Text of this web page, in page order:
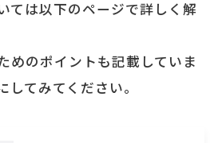
ては以下のページで詳しく解
めのポイントも記載していま
てみてください。